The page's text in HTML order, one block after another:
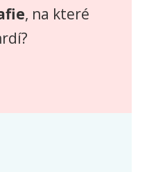
, na které